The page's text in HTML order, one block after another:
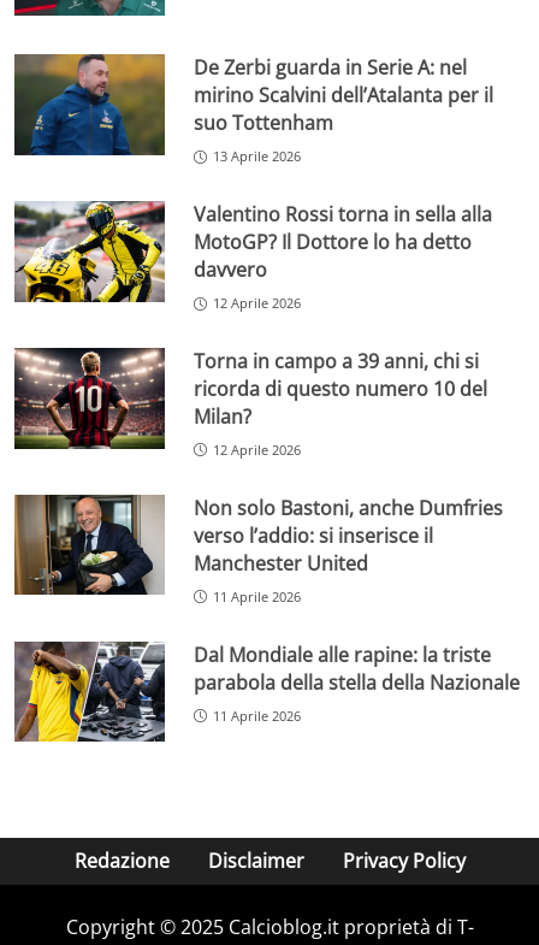
De Zerbi guarda in Serie A: nel
mirino Scalvini dell’Atalanta per il
suo Tottenham
13 Aprile 2026
Valentino Rossi torna in sella alla
MotoGP? Il Dottore lo ha detto
davvero
12 Aprile 2026
Torna in campo a 39 anni, chi si
ricorda di questo numero 10 del
Milan?
12 Aprile 2026
Non solo Bastoni, anche Dumfries
verso l’addio: si inserisce il
Manchester United
11 Aprile 2026
Dal Mondiale alle rapine: la triste
parabola della stella della Nazionale
11 Aprile 2026
Redazione Disclaimer Privacy Policy
Copyright © 2025 Calcioblog.it proprietà di T-